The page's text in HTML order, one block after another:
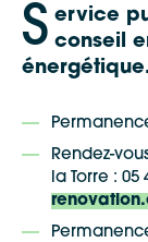
S ervice
conseil
Rendez-
la Torre : 05